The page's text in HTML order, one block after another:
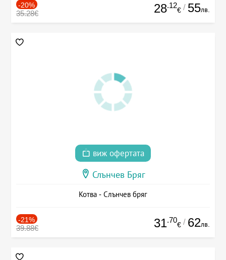
-20%
35.28€ 28.12
€ / 55лв.
виж офертата
Слънчев Бряг
Котва - Слънчев бряг
-21%
39.88€ 31.70
€ / 62лв.